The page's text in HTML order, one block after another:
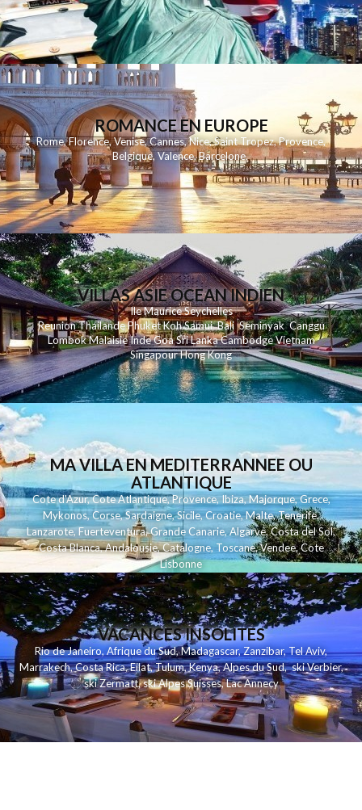
ROMANCE EN EUROPE
Rome,Florence,Venise,Cannes,Nice,Saint Tropez,Provence,
Belgique,Valence,Barcelone,
VILLAS ASIE OCEAN INDIEN
Ile MauriceSeychelles
ReunionThailandePhuketKohSamui Bali SeminyakCanggu
LombokMalaisieIndeGoaSri LankaCambodgeVietnam
SingapourHong Kong
MA VILLA EN MEDITERRANNEE OU
ATLANTIQUE
Cote d'Azur,Cote Atlantique,Provence,Ibiza,Majorque,Grece,
Mykonos,Corse,Sardaigne,Sicile,Croatie,Malte,Tenerife,
Lanzarote,Fuerteventura,Grande Canarie,Algarve,Costa del Sol,
Costa Blanca,Andalousie,Catalogne,Toscane,Vendee,Cote
Lisbonne
VACANCES INSOLITES
Rio de Janeiro,Afrique du Sud,Madagascar,Zanzibar,Tel Aviv,
Marrakech,Costa Rica,Eilat,Tulum,Kenya,Alpes du Sud,ski Verbier,
ski Zermatt,ski Alpes Suisses,Lac Annecy